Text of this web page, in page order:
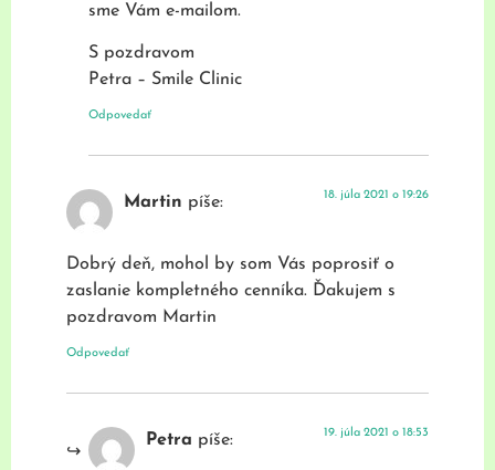
sme Vám e-mailom.
S pozdravom
Petra – Smile Clinic
Odpovedať
Martin píše: 18. júla 2021 o 19:26
Dobrý deň, mohol by som Vás poprosiť o
zaslanie kompletného cenníka. Ďakujem s
pozdravom Martin
Odpovedať
Petra píše: 19. júla 2021 o 18:53